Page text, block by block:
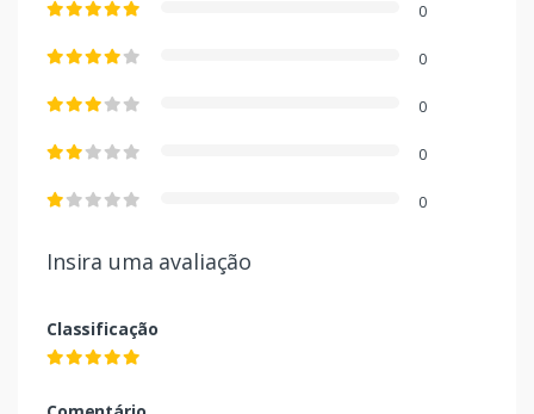
0
0
0
0
0
Insira uma avaliação
Classificação